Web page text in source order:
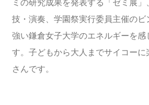
ミの研究成果を発表する「ゼミ展
技・演奏、学園祭実行委員主催の
強い鎌倉女子大学のエネルギーを
す。子どもから大人までサイコーに
さんです。